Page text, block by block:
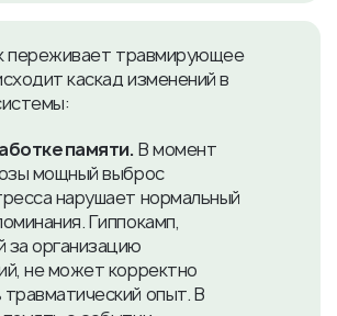
переживает травмирующее
каскад изменений в
памяти. В момент
мощный выброс
нарушает нормальный
Гиппокамп,
организацию
не может корректно
опыт. В